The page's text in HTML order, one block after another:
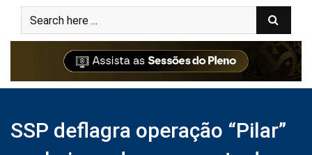
SSP deflagra operação “Pilar”